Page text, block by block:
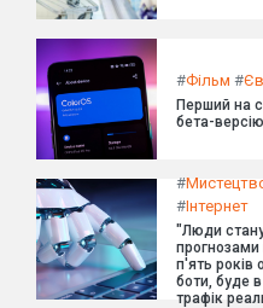
#Фільм #
Перший на
бета-
#
#Інтернет
"Люди
прогнозами
п'ять років
боти, буде
трафік